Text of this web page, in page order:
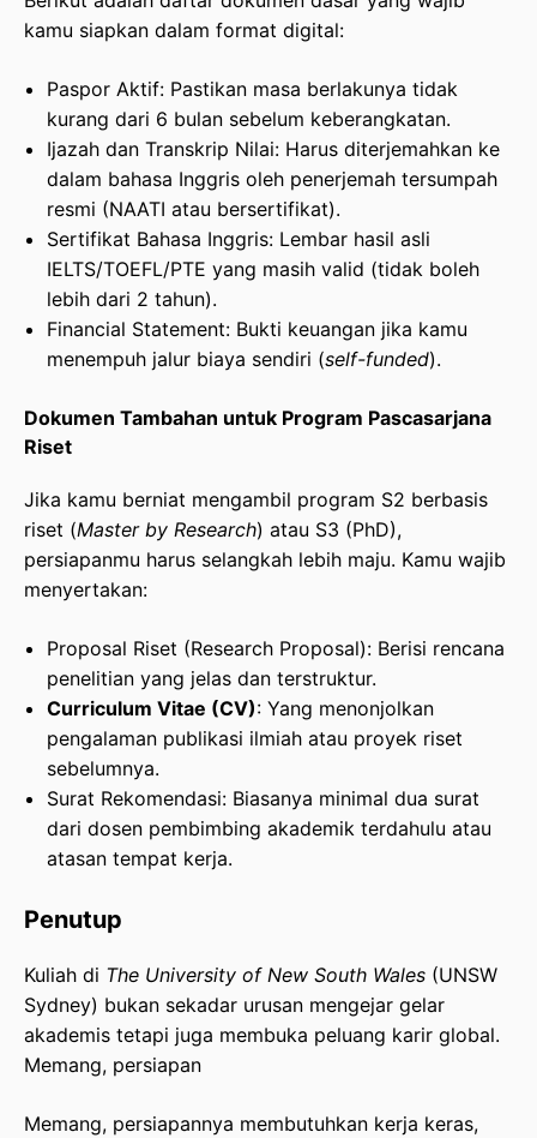
kamu siapkan dalam format digital:
Paspor Aktif: Pastikan masa berlakunya tidak
kurang dari 6 bulan sebelum keberangkatan.
Ijazah dan Transkrip Nilai: Harus diterjemahkan ke
dalam bahasa Inggris oleh penerjemah tersumpah
resmi (NAATI atau bersertifikat).
Sertifikat Bahasa Inggris: Lembar hasil asli
IELTS/TOEFL/PTE yang masih valid (tidak boleh
lebih dari 2 tahun).
Financial Statement: Bukti keuangan jika kamu
menempuh jalur biaya sendiri (self-funded).
Dokumen Tambahan untuk Program Pascasarjana
Riset
Jika kamu berniat mengambil program S2 berbasis
riset (Master by Research) atau S3 (PhD),
persiapanmu harus selangkah lebih maju. Kamu wajib
menyertakan:
Proposal Riset (Research Proposal): Berisi rencana
penelitian yang jelas dan terstruktur.
Curriculum Vitae (CV): Yang menonjolkan
pengalaman publikasi ilmiah atau proyek riset
sebelumnya.
Surat Rekomendasi: Biasanya minimal dua surat
dari dosen pembimbing akademik terdahulu atau
atasan tempat kerja.
Penutup
Kuliah di The University of New South Wales (UNSW
Sydney) bukan sekadar urusan mengejar gelar
akademis tetapi juga membuka peluang karir global.
Memang, persiapan
Memang, persiapannya membutuhkan kerja keras,